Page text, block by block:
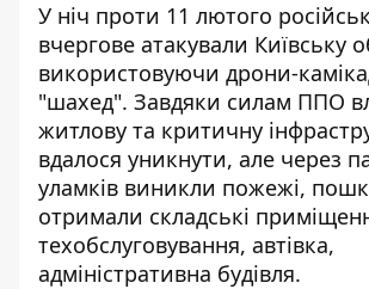
У ніч проти 11 лютого
вчергове атакували Київську
використовуючи дрони-
"шахед". Завдяки силам ППО
житлову та критичну
вдалося уникнути, але через
уламків виникли пожежі,
отримали складські
техобслуговування, автівка,
адміністративна будівля.